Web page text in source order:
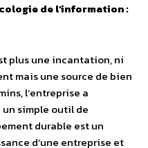
de l’information :
plus une incantation, ni
mais une source de bien
l’entreprise a
simple outil de
durable est un
d’une entreprise et